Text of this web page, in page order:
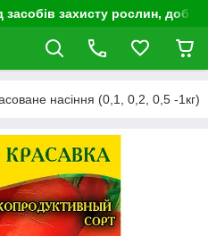
захисту рослин,
насіння (0,1, 0,2, 0,5 -1кг)